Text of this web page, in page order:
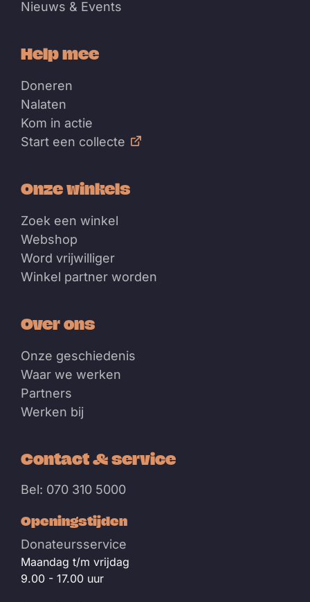
Nieuws & Events
Help mee
Doneren
Nalaten
Kom in actie
Start een collecte
Onze winkels
Zoek een winkel
Webshop
Word vrijwilliger
Winkel partner worden
Over ons
Onze geschiedenis
Waar we werken
Partners
Werken bij
Contact & service
Bel: 070 310 5000
Openingstijden
Donateursservice
Maandag t/m vrijdag
9.00 - 17.00 uur